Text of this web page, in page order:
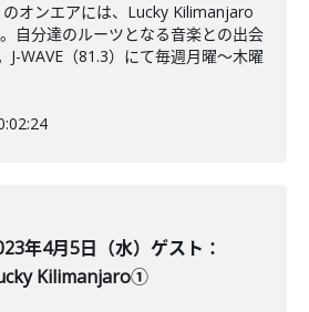
オンエアには、Lucky Kilimanjaro
自分達のルーツとなる音楽との出会
J-WAVE（81.3）にて毎週月曜～木曜
年4月5日（水）ゲスト：
Kilimanjaro①